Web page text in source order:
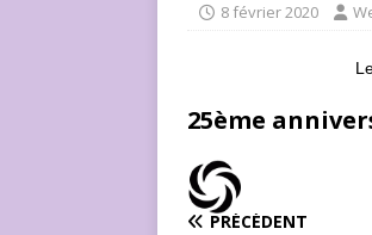
8 février 2020
25ème
PRÉCÉDENT